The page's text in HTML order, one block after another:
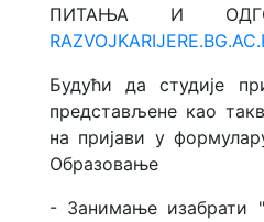
ПИТАЊА И
Будући да студије
представљене као
на пријави у
Образовање
- Занимање изабрати